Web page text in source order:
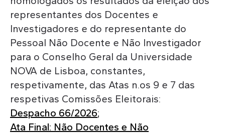
representantes dos Docentes e
Investigadores e do representante do
Pessoal Não Docente e Não Investigador
para o Conselho Geral da Universidade
NOVA de Lisboa, constantes,
respetivamente, das Atas n.os 9 e 7 das
respetivas Comissões Eleitorais:
Despacho 66/2026;
Ata Final: Não Docentes e Não